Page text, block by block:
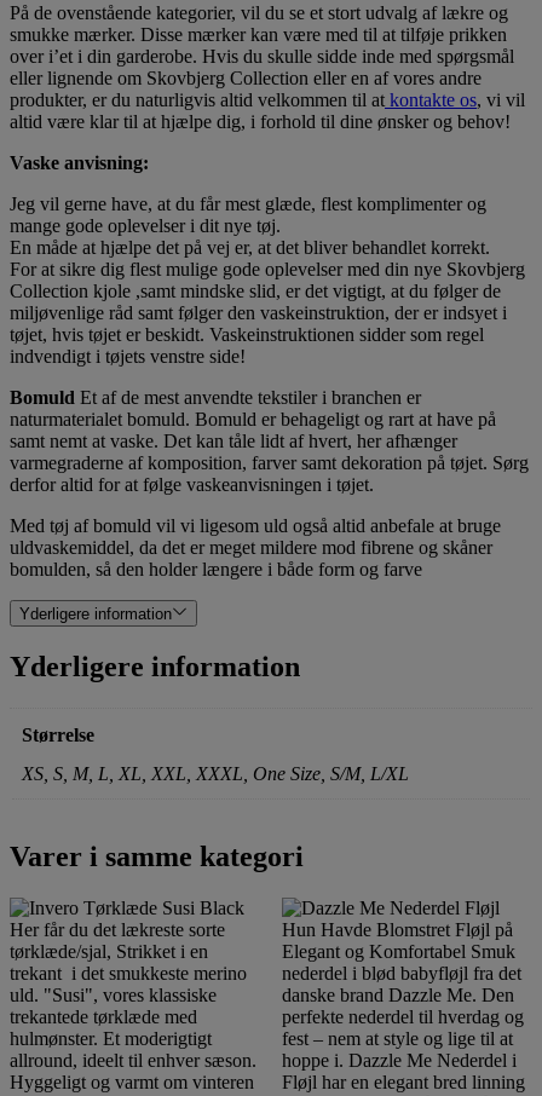
På de ovenstående kategorier, vil du se et stort udvalg af lækre og
smukke mærker. Disse mærker kan være med til at tilføje prikken
over i’et i din garderobe. Hvis du skulle sidde inde med spørgsmål
eller lignende om Skovbjerg Collection eller en af vores andre
produkter, er du naturligvis altid velkommen til at kontakte os, vi vil
altid være klar til at hjælpe dig, i forhold til dine ønsker og behov!
Vaske anvisning:
Jeg vil gerne have, at du får mest glæde, flest komplimenter og
mange gode oplevelser i dit nye tøj.
En måde at hjælpe det på vej er, at det bliver behandlet korrekt.
For at sikre dig flest mulige gode oplevelser med din nye Skovbjerg
Collection kjole ,samt mindske slid, er det vigtigt, at du følger de
miljøvenlige råd samt følger den vaskeinstruktion, der er indsyet i
tøjet, hvis tøjet er beskidt. Vaskeinstruktionen sidder som regel
indvendigt i tøjets venstre side!
Bomuld Et af de mest anvendte tekstiler i branchen er
naturmaterialet bomuld. Bomuld er behageligt og rart at have på
samt nemt at vaske. Det kan tåle lidt af hvert, her afhænger
varmegraderne af komposition, farver samt dekoration på tøjet. Sørg
derfor altid for at følge vaskeanvisningen i tøjet.
Med tøj af bomuld vil vi ligesom uld også altid anbefale at bruge
uldvaskemiddel, da det er meget mildere mod fibrene og skåner
bomulden, så den holder længere i både form og farve
Yderligere information
Yderligere information
Størrelse
XS, S, M, L, XL, XXL, XXXL, One Size, S/M, L/XL
Varer i samme kategori